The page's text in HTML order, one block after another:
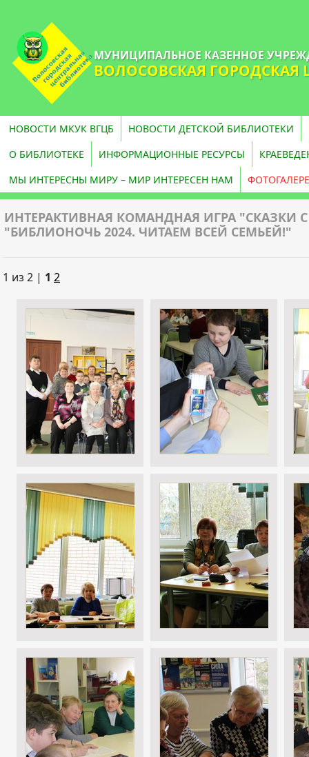
МУНИЦИПАЛЬНОЕ КАЗЕННОЕ
ВОЛОСОВСКАЯ ГОРОДСКАЯ
НОВОСТИ МКУК ВГЦБ НОВОСТИ ДЕТСКОЙ БИБЛИОТЕКИ
О БИБЛИОТЕКЕ
ИНФОРМАЦИОННЫЕ РЕСУРСЫ
МЫ ИНТЕРЕСНЫ МИРУ – МИР ИНТЕРЕСЕН НАМ
ИНТЕРАКТИВНАЯ КОМАНДНАЯ ИГРА "СКАЗКИ
"БИБЛИОНОЧЬ 2024. ЧИТАЕМ ВСЕЙ СЕМЬЕЙ!"
1 из 2 | 1 2